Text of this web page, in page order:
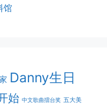
馆
Danny生日
始 中文歌曲擂台奖 五大美